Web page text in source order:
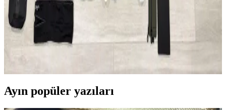
2026 Asya ve Okyanusya Sırt Çantası Seyahati İçin
Ekipman ve Planlama Rehberi
2026'da başlayacak Asya ve Okyanusya sırt çantası seyahati için
detaylı ekipman ve planlama önerileri sunulmaktadır. Seyahat rotası,
Ayın popüler yazıları